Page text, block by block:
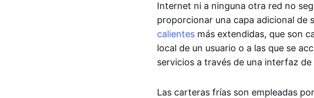
Internet ni a ninguna otra red no
proporcionar una capa adicional de
calientes más extendidas, que son
local de un usuario o a las que se
servicios a través de una interfaz
Las carteras frías son empleadas